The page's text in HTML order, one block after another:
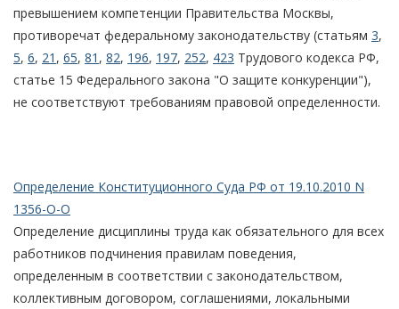
превышением компетенции Правительства Москвы,
противоречат федеральному законодательству (статьям 3,
5, 6, 21 , 65, 81 , 82, 196, 197, 252, 423 Трудового кодекса РФ,
статье 15 Федерального закона "О защите конкуренции"),
не соответствуют требованиям правовой определенности.
Определение Конституционного Суда РФ от 19.10.2010 N
1356-О-О
Определение дисциплины труда как обязательного для всех
работников подчинения правилам поведения,
определенным в соответствии с законодательством,
коллективным договором, соглашениями, локальными